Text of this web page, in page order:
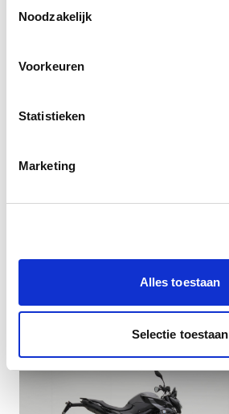
Noodzakelijk
Voorkeuren
Statistieken
Marketing
Alles toestaan
Selectie toestaan
Interessant voor u